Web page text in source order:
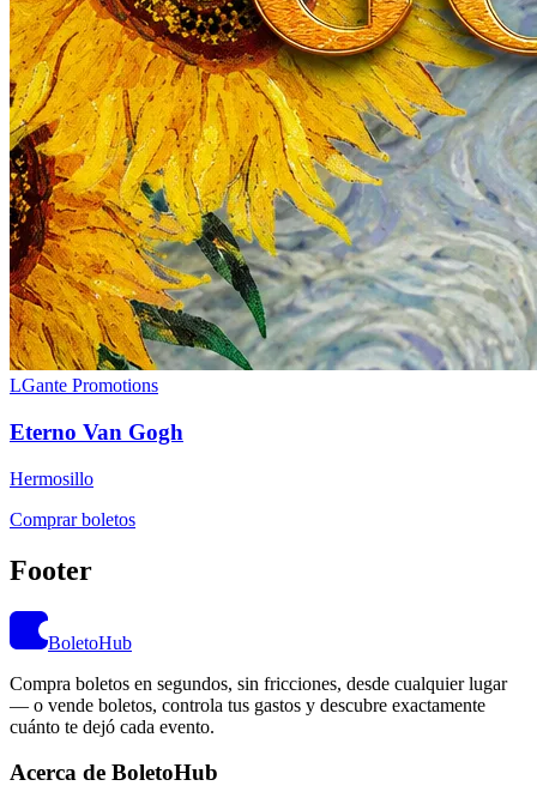
LGante Promotions
Eterno Van Gogh
Hermosillo
Comprar boletos
Footer
BoletoHub
Compra boletos en segundos, sin fricciones, desde cualquier lugar
— o vende boletos, controla tus gastos y descubre exactamente
cuánto te dejó cada evento.
Acerca de BoletoHub